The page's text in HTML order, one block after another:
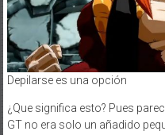
Depilarse es una opción
¿Que significa esto? Pues
GT no era solo un añadido